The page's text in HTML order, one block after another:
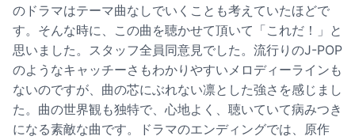
のドラマはテーマ曲なしでいくことも考えていたほどで
す。そんな時に、この曲を聴かせて頂いて「これだ！」と
思いました。スタッフ全員同意見でした。流行りのJ-POP
のようなキャッチーさもわかりやすいメロディーラインも
ないのですが、曲の芯にぶれない凛とした強さを感じまし
た。曲の世界観も独特で、心地よく、聴いていて病みつき
になる素敵な曲です。ドラマのエンディングでは、原作